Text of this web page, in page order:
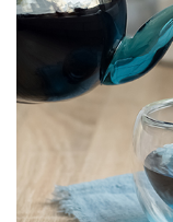
Vlindererwt thee -
ternatea. Ontdek